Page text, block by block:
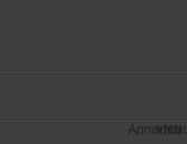
Annonce